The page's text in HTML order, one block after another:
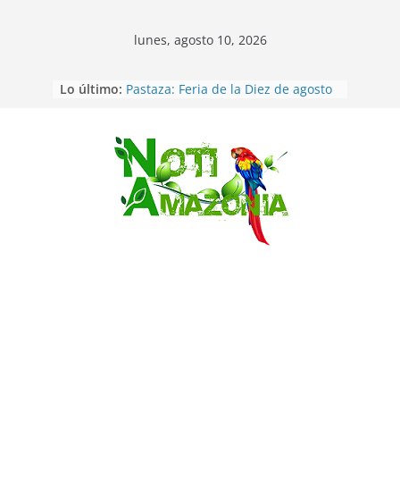
Saltar
lunes, agosto 10, 2026
Lo último: Ecuador: Ocho cadáveres hallados
en fosas comunes en Pucará
atrajo a miles de personas en la
edición 2026 (video)
Pastaza: Fiscal no emite cargos
contra hombre de 50años que
mantenía relacion de «noviazgo»
con una menor de10 años en